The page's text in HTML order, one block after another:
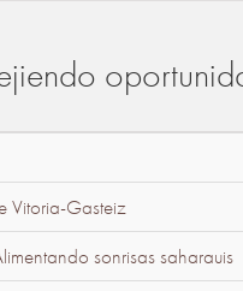
Vitoria-Gasteiz
sonrisas saharauis